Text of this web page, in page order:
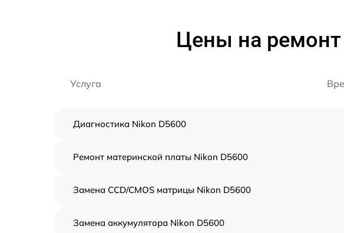
Цены на ремонт
Услуга
Диагностика Nikon D5600
Ремонт материнской платы Nikon D5600
Замена CCD/CMOS матрицы Nikon D5600
Замена аккумулятора Nikon D5600